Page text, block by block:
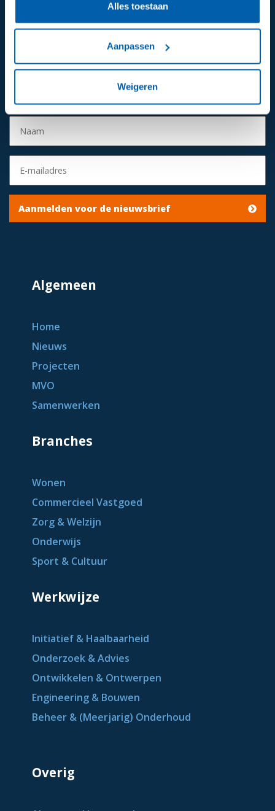
Alles toestaan
Aanpassen
Weigeren
024 - 649 2811 Mail ons
Volg ons op:
Aanmelden voor de nieuwsbrief
Algemeen
Home
Nieuws
Projecten
MVO
Samenwerken
Branches
Wonen
Commercieel Vastgoed
Zorg & Welzijn
Onderwijs
Sport & Cultuur
Werkwijze
Initiatief & Haalbaarheid
Onderzoek & Advies
Ontwikkelen & Ontwerpen
Engineering & Bouwen
Beheer & (Meerjarig) Onderhoud
Overig